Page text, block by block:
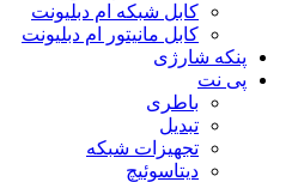
کابل شبکه ام دبلیونت
کابل مانیتور ام دبلیونت
پنکه شارژی
پی نت
باطری
تبدیل
تجهیزات شبکه
دیتاسوئیچ